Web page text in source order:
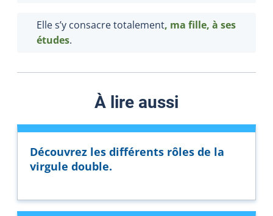
Elle s’y consacre totalement, ma fille, à ses
études.
À lire aussi
Découvrez les différents rôles de la
virgule double.